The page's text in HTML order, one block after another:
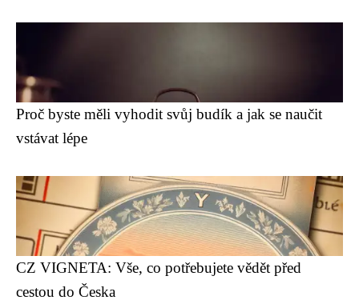
Proč byste měli vyhodit svůj budík a jak se naučit
vstávat lépe
CZ VIGNETA: Vše, co potřebujete vědět před
cestou do Česka